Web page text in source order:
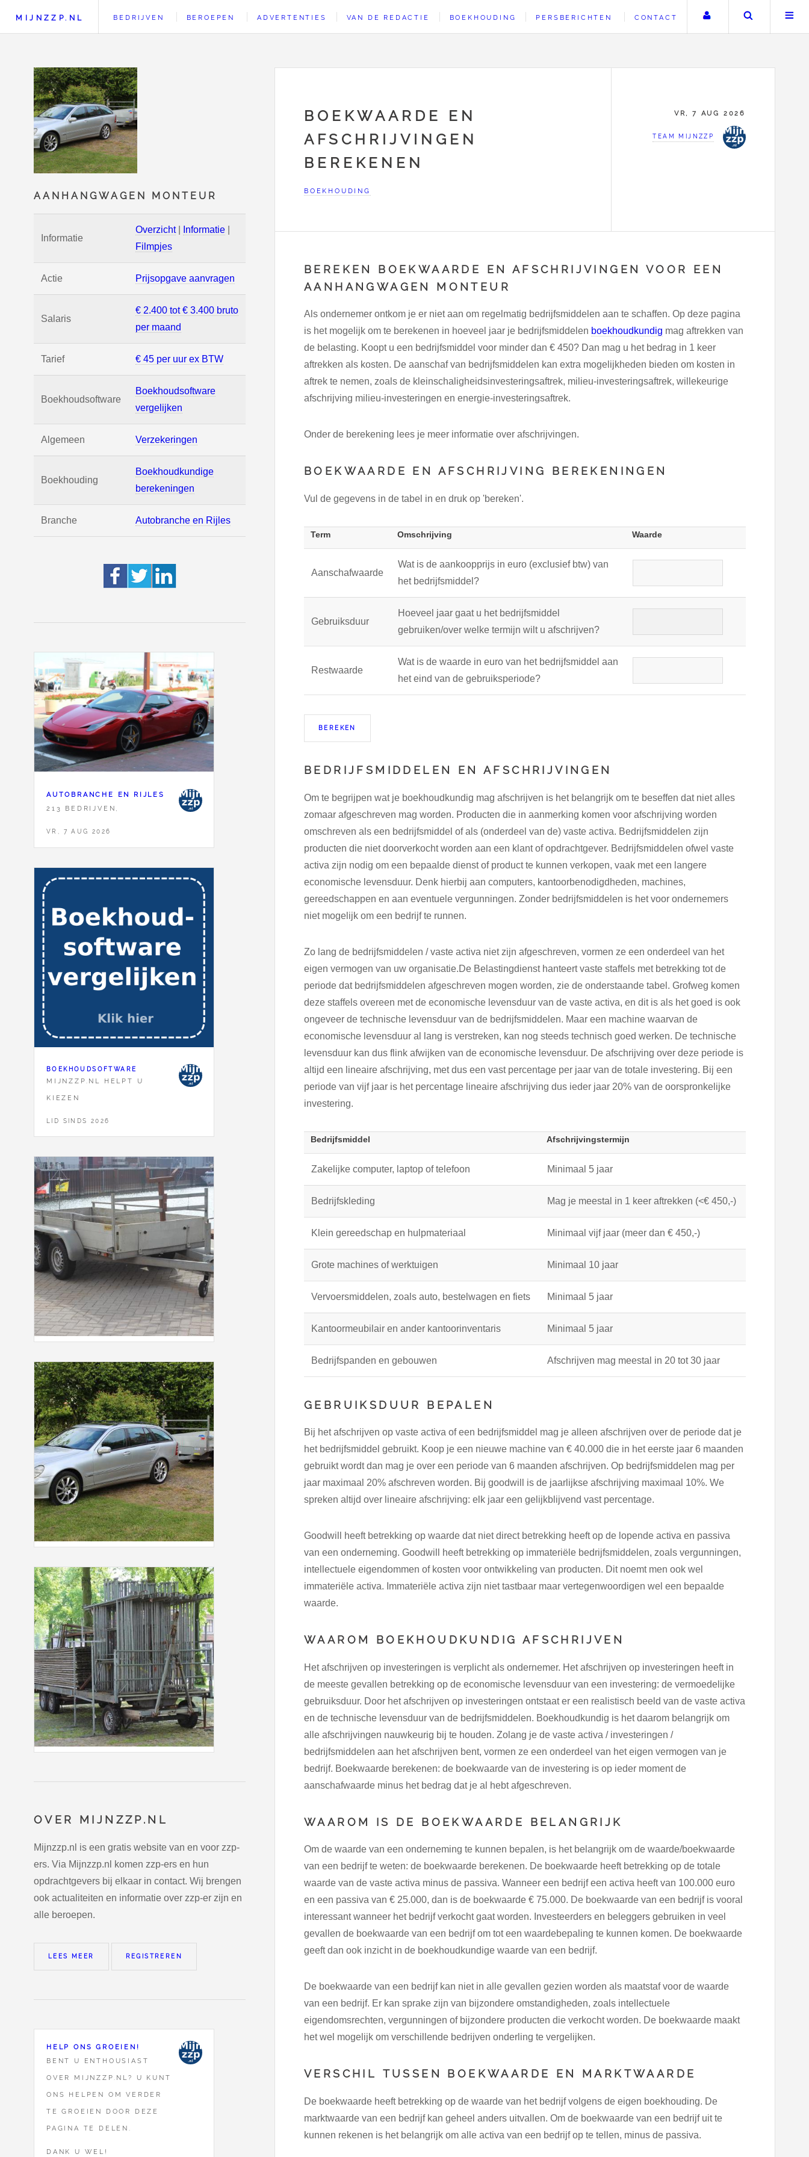
AANHANGWAGEN MONTEUR
Informatie
Overzicht| Informatie
Filmpjes
Actie Prijsopgave aanvragen
Salaris
€ 2.400 tot € 3.400 bruto
per maand
Tarief € 45 per uur ex BTW
Boekhoudsoftware
Boekhoudsoftware
vergelijken
Algemeen Verzekeringen
Boekhouding
Boekhoudkundige
berekeningen
Branche Autobranche en Rijles
AUTOBRANCHE EN RIJLES
213 BEDRIJVEN,
VR, 7 AUG 2026
BOEKHOUDSOFTWARE
MIJNZZP.NL HELPT U
KIEZEN
LID SINDS 2026
OVER MIJNZZP.NL
Mijnzzp.nl is een gratis website van en voor zzp-
ers. Via Mijnzzp.nl komen zzp-ers en hun
opdrachtgevers bij elkaar in contact. Wij brengen
ook actualiteiten en informatie over zzp-er zijn en
alle beroepen.
LEES MEER REGISTREREN
HELP ONS GROEIEN!
BENT U ENTHOUSIAST
OVER MIJNZZP.NL? U KUNT
ONS HELPEN OM VERDER
TE GROEIEN DOOR DEZE
PAGINA TE DELEN.
DANK U WEL!
MIJNZZP.NL BEDRIJVEN BEROEPEN ADVERTENTIES VAN DE REDACTIE BOEKHOUDING PERSBERICHTEN CONTACT Uw accountZoeken
BOEKWAARDE EN
AFSCHRIJVINGEN
BEREKENEN
BOEKHOUDING
VR, 7 AUG 2026
TEAM MIJNZZP
BEREKEN BOEKWAARDE EN AFSCHRIJVINGEN VOOR EEN
AANHANGWAGEN MONTEUR
Als ondernemer ontkom je er niet aan om regelmatig bedrijfsmiddelen aan te schaffen. Op deze pagina
is het mogelijk om te berekenen in hoeveel jaar je bedrijfsmiddelen boekhoudkundig mag aftrekken van
de belasting. Koopt u een bedrijfsmiddel voor minder dan € 450? Dan mag u het bedrag in 1 keer
aftrekken als kosten. De aanschaf van bedrijfsmiddelen kan extra mogelijkheden bieden om kosten in
aftrek te nemen, zoals de kleinschaligheidsinvesteringsaftrek, milieu-investeringsaftrek, willekeurige
afschrijving milieu-investeringen en energie-investeringsaftrek.
Onder de berekening lees je meer informatie over afschrijvingen.
BOEKWAARDE EN AFSCHRIJVING BEREKENINGEN
Vul de gegevens in de tabel in en druk op 'bereken'.
Term Omschrijving Waarde
Aanschafwaarde
Wat is de aankoopprijs in euro (exclusief btw) van
het bedrijfsmiddel?
Gebruiksduur
Hoeveel jaar gaat u het bedrijfsmiddel
gebruiken/over welke termijn wilt u afschrijven?
Restwaarde
Wat is de waarde in euro van het bedrijfsmiddel aan
het eind van de gebruiksperiode?
BEDRIJFSMIDDELEN EN AFSCHRIJVINGEN
Om te begrijpen wat je boekhoudkundig mag afschrijven is het belangrijk om te beseffen dat niet alles
zomaar afgeschreven mag worden. Producten die in aanmerking komen voor afschrijving worden
omschreven als een bedrijfsmiddel of als (onderdeel van de) vaste activa. Bedrijfsmiddelen zijn
producten die niet doorverkocht worden aan een klant of opdrachtgever. Bedrijfsmiddelen ofwel vaste
activa zijn nodig om een bepaalde dienst of product te kunnen verkopen, vaak met een langere
economische levensduur. Denk hierbij aan computers, kantoorbenodigdheden, machines,
gereedschappen en aan eventuele vergunningen. Zonder bedrijfsmiddelen is het voor ondernemers
niet mogelijk om een bedrijf te runnen.
Zo lang de bedrijfsmiddelen / vaste activa niet zijn afgeschreven, vormen ze een onderdeel van het
eigen vermogen van uw organisatie.De Belastingdienst hanteert vaste staffels met betrekking tot de
periode dat bedrijfsmiddelen afgeschreven mogen worden, zie de onderstaande tabel. Grofweg komen
deze staffels overeen met de economische levensduur van de vaste activa, en dit is als het goed is ook
ongeveer de technische levensduur van de bedrijfsmiddelen. Maar een machine waarvan de
economische levensduur al lang is verstreken, kan nog steeds technisch goed werken. De technische
levensduur kan dus flink afwijken van de economische levensduur. De afschrijving over deze periode is
altijd een lineaire afschrijving, met dus een vast percentage per jaar van de totale investering. Bij een
periode van vijf jaar is het percentage lineaire afschrijving dus ieder jaar 20% van de oorspronkelijke
investering.
Bedrijfsmiddel Afschrijvingstermijn
Zakelijke computer, laptop of telefoon Minimaal 5 jaar
Bedrijfskleding Mag je meestal in 1 keer aftrekken (<€ 450,-)
Klein gereedschap en hulpmateriaal Minimaal vijf jaar (meer dan € 450,-)
Grote machines of werktuigen Minimaal 10 jaar
Vervoersmiddelen, zoals auto, bestelwagen en fiets Minimaal 5 jaar
Kantoormeubilair en ander kantoorinventaris Minimaal 5 jaar
Bedrijfspanden en gebouwen Afschrijven mag meestal in 20 tot 30 jaar
GEBRUIKSDUUR BEPALEN
Bij het afschrijven op vaste activa of een bedrijfsmiddel mag je alleen afschrijven over de periode dat je
het bedrijfsmiddel gebruikt. Koop je een nieuwe machine van € 40.000 die in het eerste jaar 6 maanden
gebruikt wordt dan mag je over een periode van 6 maanden afschrijven. Op bedrijfsmiddelen mag per
jaar maximaal 20% afschreven worden. Bij goodwill is de jaarlijkse afschrijving maximaal 10%. We
spreken altijd over lineaire afschrijving: elk jaar een gelijkblijvend vast percentage.
Goodwill heeft betrekking op waarde dat niet direct betrekking heeft op de lopende activa en passiva
van een onderneming. Goodwill heeft betrekking op immateriële bedrijfsmiddelen, zoals vergunningen,
intellectuele eigendommen of kosten voor ontwikkeling van producten. Dit noemt men ook wel
immateriële activa. Immateriële activa zijn niet tastbaar maar vertegenwoordigen wel een bepaalde
waarde.
WAAROM BOEKHOUDKUNDIG AFSCHRIJVEN
Het afschrijven op investeringen is verplicht als ondernemer. Het afschrijven op investeringen heeft in
de meeste gevallen betrekking op de economische levensduur van een investering: de vermoedelijke
gebruiksduur. Door het afschrijven op investeringen ontstaat er een realistisch beeld van de vaste activa
en de technische levensduur van de bedrijfsmiddelen. Boekhoudkundig is het daarom belangrijk om
alle afschrijvingen nauwkeurig bij te houden. Zolang je de vaste activa / investeringen /
bedrijfsmiddelen aan het afschrijven bent, vormen ze een onderdeel van het eigen vermogen van je
bedrijf. Boekwaarde berekenen: de boekwaarde van de investering is op ieder moment de
aanschafwaarde minus het bedrag dat je al hebt afgeschreven.
WAAROM IS DE BOEKWAARDE BELANGRIJK
Om de waarde van een onderneming te kunnen bepalen, is het belangrijk om de waarde/boekwaarde
van een bedrijf te weten: de boekwaarde berekenen. De boekwaarde heeft betrekking op de totale
waarde van de vaste activa minus de passiva. Wanneer een bedrijf een activa heeft van 100.000 euro
en een passiva van € 25.000, dan is de boekwaarde € 75.000. De boekwaarde van een bedrijf is vooral
interessant wanneer het bedrijf verkocht gaat worden. Investeerders en beleggers gebruiken in veel
gevallen de boekwaarde van een bedrijf om tot een waardebepaling te kunnen komen. De boekwaarde
geeft dan ook inzicht in de boekhoudkundige waarde van een bedrijf.
De boekwaarde van een bedrijf kan niet in alle gevallen gezien worden als maatstaf voor de waarde
van een bedrijf. Er kan sprake zijn van bijzondere omstandigheden, zoals intellectuele
eigendomsrechten, vergunningen of bijzondere producten die verkocht worden. De boekwaarde maakt
het wel mogelijk om verschillende bedrijven onderling te vergelijken.
VERSCHIL TUSSEN BOEKWAARDE EN MARKTWAARDE
De boekwaarde heeft betrekking op de waarde van het bedrijf volgens de eigen boekhouding. De
marktwaarde van een bedrijf kan geheel anders uitvallen. Om de boekwaarde van een bedrijf uit te
kunnen rekenen is het belangrijk om alle activa van een bedrijf op te tellen, minus de passiva.